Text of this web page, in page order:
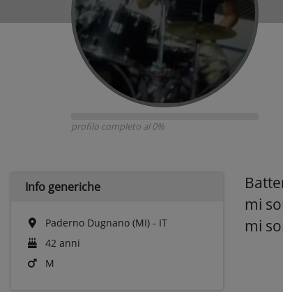
profilo completo al 0%
Info generiche
Paderno Dugnano (MI) - IT
42 anni
M
mi
mi